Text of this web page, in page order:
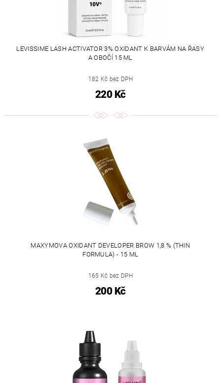
LEVISSIME LASH ACTIVATOR 3% OXIDANT K BARVÁM NA ŘASY
A OBOČÍ 15 ML
182 Kč bez DPH
220 Kč
MAXYMOVA OXIDANT DEVELOPER BROW 1,8 % (THIN
FORMULA) - 15 ML
165 Kč bez DPH
200 Kč